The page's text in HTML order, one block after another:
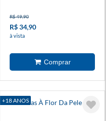
R$ 49,90
R$ 34,90
à vista
+18 ANOS
Donzelas À Flor Da Pele 8